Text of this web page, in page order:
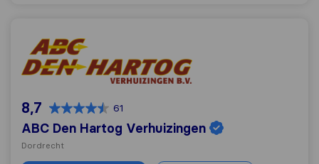
ABC Den Hartog Verhuizingen
8,7 61
ABC Den Hartog Verhuizingen
Dordrecht